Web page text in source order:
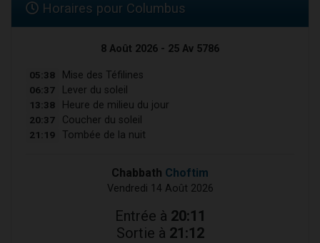
Horaires pour Columbus
8 Août 2026 - 25 Av 5786
05:38 Mise des Téfilines
06:37 Lever du soleil
13:38 Heure de milieu du jour
20:37 Coucher du soleil
21:19 Tombée de la nuit
Chabbath Choftim
Vendredi 14 Août 2026
Entrée à 20:11
Sortie à 21:12